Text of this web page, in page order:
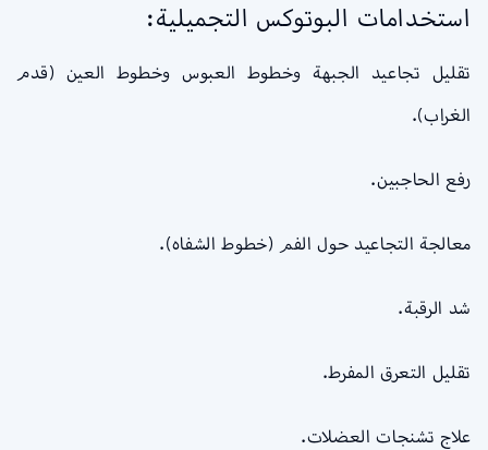
استخدامات البوتوكس التجميلية:
تقليل تجاعيد الجبهة وخطوط العبوس وخطوط العين (قدم
الغراب).
رفع الحاجبين.
معالجة التجاعيد حول الفم (خطوط الشفاه).
شد الرقبة.
تقليل التعرق المفرط.
علاج تشنجات العضلات.